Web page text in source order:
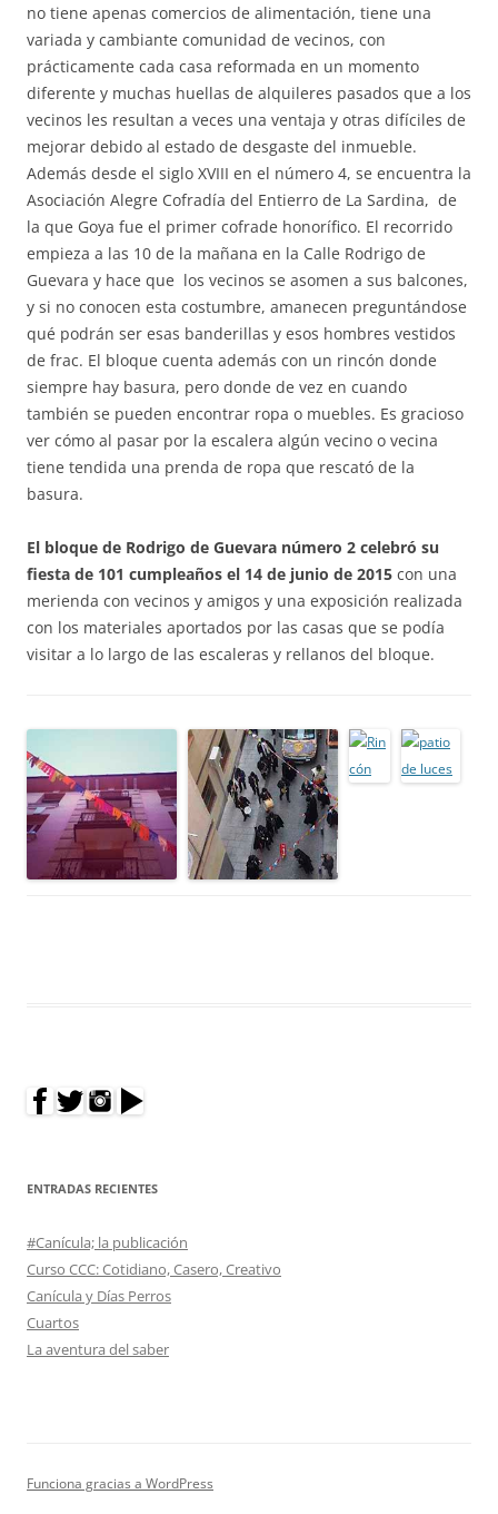
no tiene apenas comercios de alimentación, tiene una
variada y cambiante comunidad de vecinos, con
prácticamente cada casa reformada en un momento
diferente y muchas huellas de alquileres pasados que a los
vecinos les resultan a veces una ventaja y otras difíciles de
mejorar debido al estado de desgaste del inmueble.
Además desde el siglo XVIII en el número 4, se encuentra la
Asociación Alegre Cofradía del Entierro de La Sardina, de
la que Goya fue el primer cofrade honorífico. El recorrido
empieza a las 10 de la mañana en la Calle Rodrigo de
Guevara y hace que los vecinos se asomen a sus balcones,
y si no conocen esta costumbre, amanecen preguntándose
qué podrán ser esas banderillas y esos hombres vestidos
de frac. El bloque cuenta además con un rincón donde
siempre hay basura, pero donde de vez en cuando
también se pueden encontrar ropa o muebles. Es gracioso
ver cómo al pasar por la escalera algún vecino o vecina
tiene tendida una prenda de ropa que rescató de la
basura.
El bloque de Rodrigo de Guevara número 2 celebró su
fiesta de 101 cumpleaños el 14 de junio de 2015 con una
merienda con vecinos y amigos y una exposición realizada
con los materiales aportados por las casas que se podía
visitar a lo largo de las escaleras y rellanos del bloque.
ENTRADAS RECIENTES
#Canícula; la publicación
Curso CCC: Cotidiano, Casero, Creativo
Canícula y Días Perros
Cuartos
La aventura del saber
Funciona gracias a WordPress